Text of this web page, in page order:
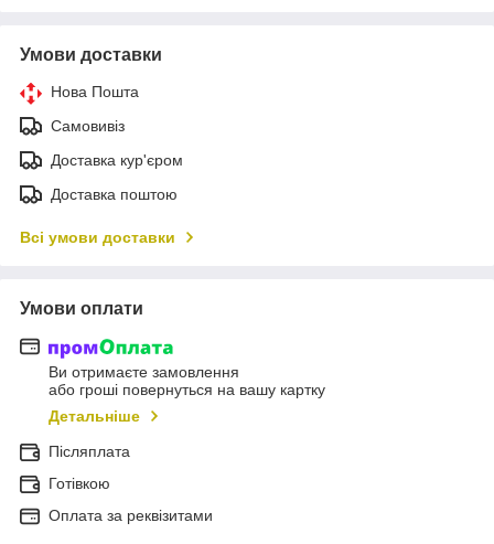
Умови доставки
Нова Пошта
Самовивіз
Доставка кур'єром
Доставка поштою
Всі умови доставки
Умови оплати
Ви отримаєте замовлення
або гроші повернуться на вашу картку
Детальніше
Післяплата
Готівкою
Оплата за реквізитами